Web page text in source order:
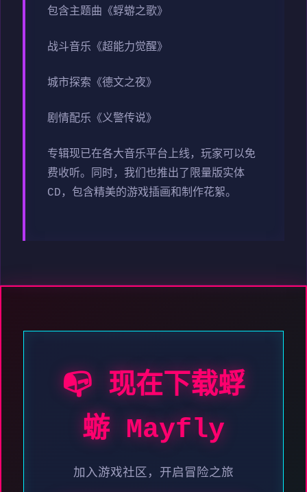
包含主题曲《蜉蝣之歌》
战斗音乐《超能力觉醒》
城市探索《德文之夜》
剧情配乐《义警传说》
专辑现已在各大音乐平台上线，玩家可以免
费收听。同时，我们也推出了限量版实体
CD，包含精美的游戏插画和制作花絮。
📭 现在下载蜉
蝣 Mayfly
加入游戏社区，开启冒险之旅